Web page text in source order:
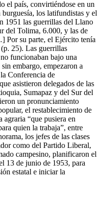
el país, convirtiéndose en un
burguesía, los latifundistas y el
1951 las guerrillas del Llano
del Tolima, 6.000, y las de
su parte, el Ejército tenía
25). Las guerrillas
funcionaban bajo una
embargo, empezaron a
Conferencia de
asistieron delegados de las
Sumapaz y del Sur del
un pronunciamiento
el restablecimiento de
agraria “que pusiera en
quien la trabaja”, entre
los jefes de las clases
como del Partido Liberal,
campesino, planificaron el
13 de junio de 1953, para
estatal e iniciar la